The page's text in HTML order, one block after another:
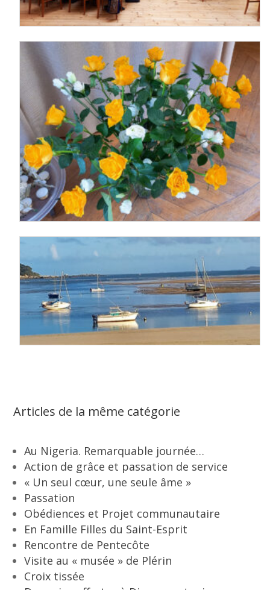
Articles de la même catégorie
Au Nigeria. Remarquable journée…
Action de grâce et passation de service
« Un seul cœur, une seule âme »
Passation
Obédiences et Projet communautaire
En Famille Filles du Saint-Esprit
Rencontre de Pentecôte
Visite au « musée » de Plérin
Croix tissée